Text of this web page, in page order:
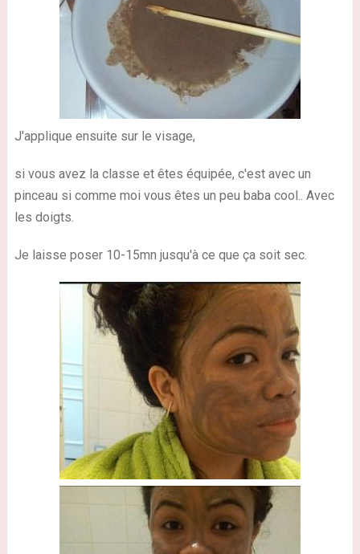
J'applique ensuite sur le visage,
si vous avez la classe et êtes équipée, c'est avec un
pinceau si comme moi vous êtes un peu baba cool.. Avec
les doigts.
Je laisse poser 10-15mn jusqu'à ce que ça soit sec.